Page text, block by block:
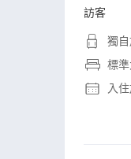
訪客
獨
標
入